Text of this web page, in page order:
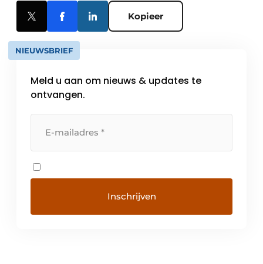
Kopieer
NIEUWSBRIEF
Meld u aan om nieuws & updates te
ontvangen.